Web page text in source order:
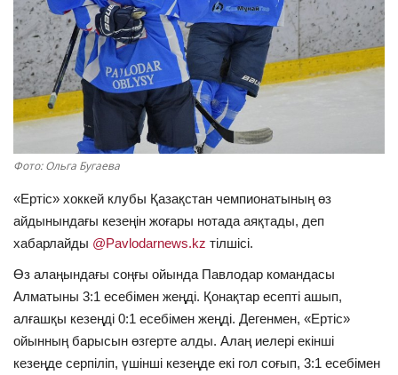
ОЙЫН-САУЫҚ
АРНАЙЫ ЖОБА
OFFICIAL
Құрылтай
Тілді тандаңыз
Қазақша Русский
Фото: Ольга Бугаева
«Ертіс» хоккей клубы Қазақстан чемпионатының өз
айдынындағы кезеңін жоғары нотада аяқтады, деп
хабарлайды @Pavlodarnews.kz тілшісі.
Өз алаңындағы соңғы ойында Павлодар командасы
Алматыны 3:1 есебімен жеңді. Қонақтар есепті ашып,
алғашқы кезеңді 0:1 есебімен жеңді. Дегенмен, «Ертіс»
ойынның барысын өзгерте алды. Алаң иелері екінші
кезеңде серпіліп, үшінші кезеңде екі гол соғып, 3:1 есебімен